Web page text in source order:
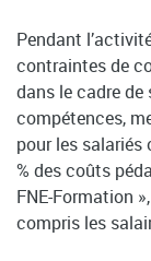
Pendant
contraintes de
dans le cadre de
compétences,
pour les salariés
% des coûts
FNE-Formation
compris les